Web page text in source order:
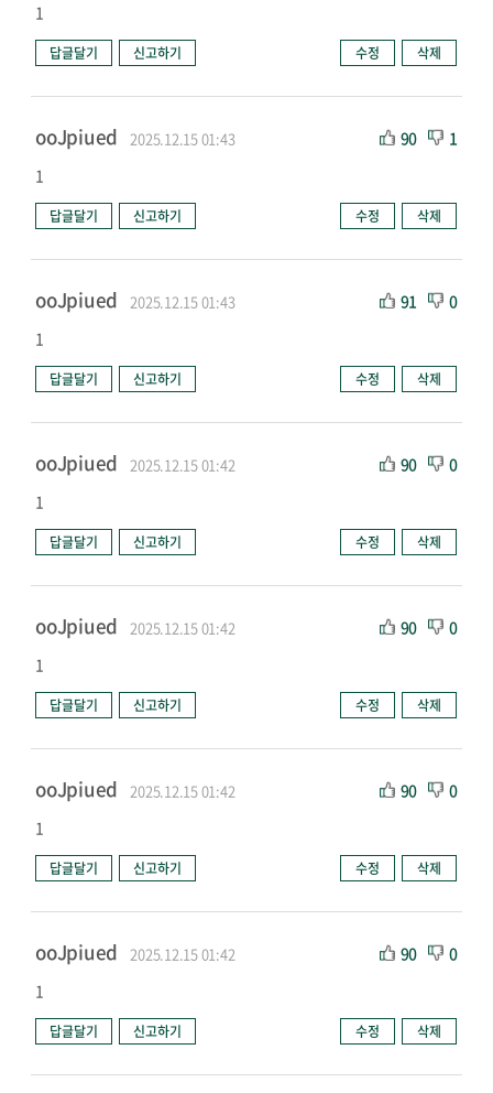
1
답글달기 신고하기 수정 삭제
ooJpiued 2025.12.15 01:43 90
1
1
답글달기 신고하기 수정 삭제
ooJpiued 2025.12.15 01:43 91
0
1
답글달기 신고하기 수정 삭제
ooJpiued 2025.12.15 01:42 90
0
1
답글달기 신고하기 수정 삭제
ooJpiued 2025.12.15 01:42 90
0
1
답글달기 신고하기 수정 삭제
ooJpiued 2025.12.15 01:42 90
0
1
답글달기 신고하기 수정 삭제
ooJpiued 2025.12.15 01:42 90
0
1
답글달기 신고하기 수정 삭제